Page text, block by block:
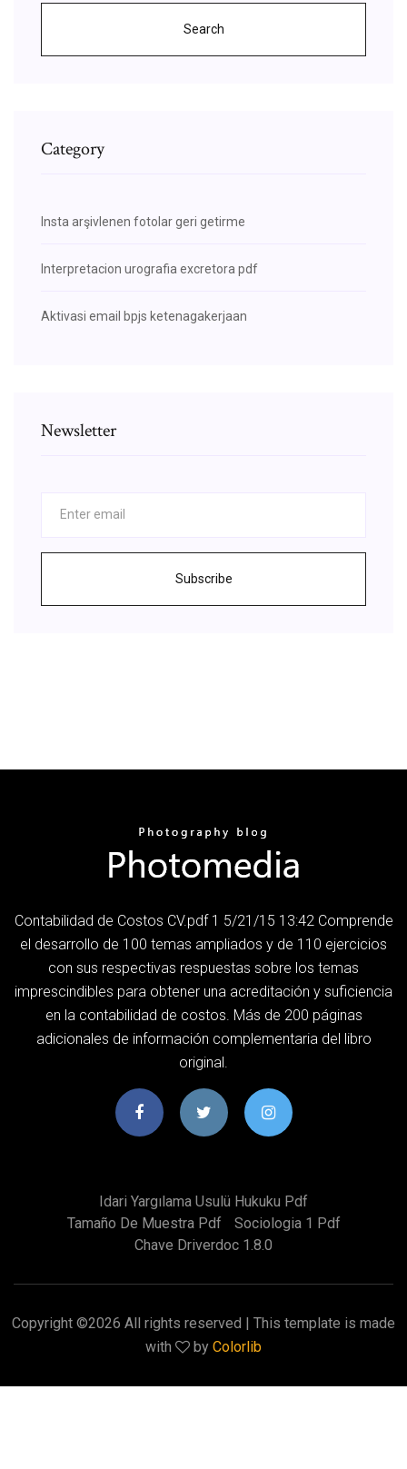
Search
Category
Insta arşivlenen fotolar geri getirme
Interpretacion urografia excretora pdf
Aktivasi email bpjs ketenagakerjaan
Newsletter
Subscribe
Contabilidad de Costos CV.pdf 1 5/21/15 13:42 Comprende
el desarrollo de 100 temas ampliados y de 110 ejercicios
con sus respectivas respuestas sobre los temas
imprescindibles para obtener una acreditación y suficiencia
en la contabilidad de costos. Más de 200 páginas
adicionales de información complementaria del libro
original.
Idari Yargılama Usulü Hukuku Pdf
Tamaño De Muestra Pdf
Sociologia 1 Pdf
Chave Driverdoc 1.8.0
Copyright ©2026 All rights reserved | This template is made
with
by Colorlib